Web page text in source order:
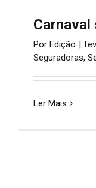
Carnaval
Por Edição |
Seguradoras,
Ler Mais